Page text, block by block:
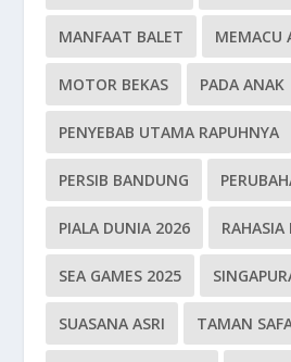
MANFAAT BALET MEMACU
MOTOR BEKAS PADA ANAK
PENYEBAB UTAMA RAPUHNYA
PERSIB BANDUNG
PIALA DUNIA 2026 RAHASIA
SEA GAMES 2025
SUASANA ASRI TAMAN